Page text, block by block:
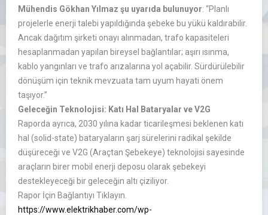
Mühendis Gökhan Yılmaz şu uyarıda bulunuyor: “Planlı
projelerle enerji talebi yapıldığında şebeke bu yükü kaldırabilir.
Ancak dağıtım şirketi onayı alınmadan, trafo kapasiteleri
hesaplanmadan yapılan bireysel bağlantılar; aşırı ısınma,
kablo yangınları ve trafo arızalarına yol açabilir. Sürdürülebilir
dönüşüm için teknik mevzuata tam uyum hayati önem
taşıyor.”
Geleceğin Teknolojisi: Katı Hal Bataryalar ve V2G
Raporda ayrıca, 2030 yılına kadar ticarileşmesi beklenen katı
hal (solid-state) bataryaların şarj sürelerini radikal şekilde
düşüreceği ve V2G (Araçtan Şebekeye) teknolojisi sayesinde
araçların birer mobil enerji deposu olarak şebekeyi
destekleyeceği bir geleceğin altı çiziliyor.
Rapor İçin Bağlantıyı Tıklayın.
https://www.elektrikhaber.com/wp-